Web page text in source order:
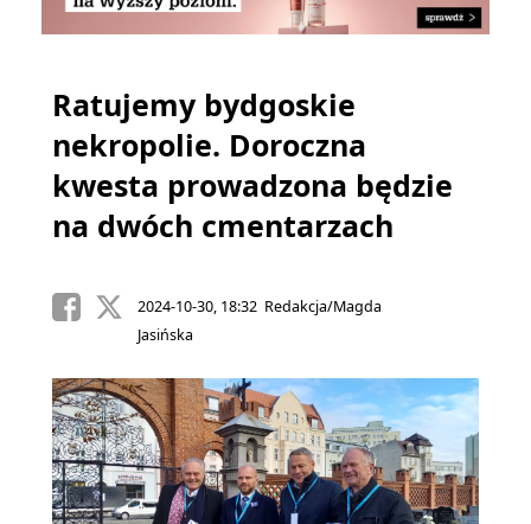
Ratujemy bydgoskie
nekropolie. Doroczna
kwesta prowadzona będzie
na dwóch cmentarzach
2024-10-30, 18:32 Redakcja/Magda
Jasińska